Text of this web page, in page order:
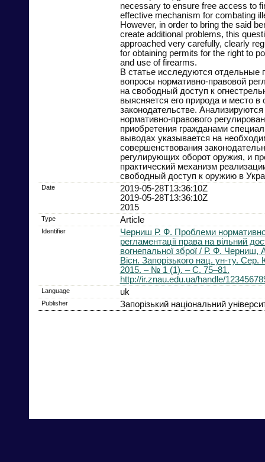
necessary to ensure free access to
effective mechanism for combating
However, in order to bring the said
create additional problems, this
approached very carefully, clearly
for obtaining permits for the right to
and use of firearms.
В статье исследуются отдельные
вопросы нормативно-правовой
на свободный доступ к
выясняется его природа и место в
законодательстве.
нормативно-правового
приобретения гражданами
выводах указывается на
совершенствования
регулирующих оборот оружия, и
практический механизм
свободный доступ к оружию в
Date
2019-05-28T13:36:10Z
2019-05-28T13:36:10Z
2015
Type Article
Identifier
Черниш Р. Ф. Проблеми
регламентації права на вільний
вогнепальної зброї / Р. Ф.
Вісн. Запорізького нац. ун-ту.
2015. – № 1 (1). – С. 75–81.
http://ir.znau.edu.ua/handle/
Language uk
Publisher Запорізький національний